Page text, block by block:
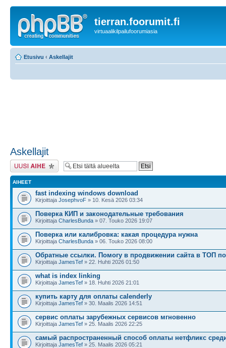
tierran.foorumit.fi
virtuaalikilpailufoorumiasia
Etusivu ‹ Askellajit
Askellajit
Lähetä uusi viesti
AIHEET
fast indexing windows download
Kirjoittaja JosephvoF » 10. Kesä 2026 03:34
Поверка КИП и законодательные требования
Kirjoittaja CharlesBunda » 07. Touko 2026 19:07
Поверка или калибровка: какая процедура нужна
Kirjoittaja CharlesBunda » 06. Touko 2026 08:00
Обратные ссылки. Помогу в продвижении сайта в ТОП
Kirjoittaja JamesTef » 22. Huhti 2026 01:50
what is index linking
Kirjoittaja JamesTef » 18. Huhti 2026 21:01
купить карту для оплаты calenderly
Kirjoittaja JamesTef » 30. Maalis 2026 14:51
сервис оплаты зарубежных сервисов мгновенно
Kirjoittaja JamesTef » 25. Maalis 2026 22:25
самый распространенный способ оплаты нетфликс
Kirjoittaja JamesTef » 25. Maalis 2026 05:21